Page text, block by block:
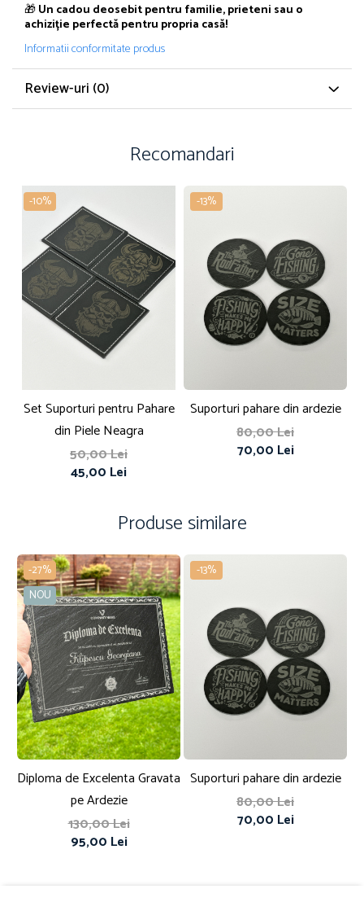
🎁Un cadou deosebit pentru familie, prieteni sau o
achiziție perfectă pentru propria casă!
Informatii conformitate produs
Review-uri (0)
Recomandari
-10%
Set Suporturi pentru Pahare
din Piele Neagra
50,00 Lei
45,00 Lei
-13%
Suporturi pahare din ardezie
80,00 Lei
70,00 Lei
Produse similare
-27%
NOU
Diploma de Excelenta Gravata
pe Ardezie
130,00 Lei
95,00 Lei
-13%
Suporturi pahare din ardezie
80,00 Lei
70,00 Lei